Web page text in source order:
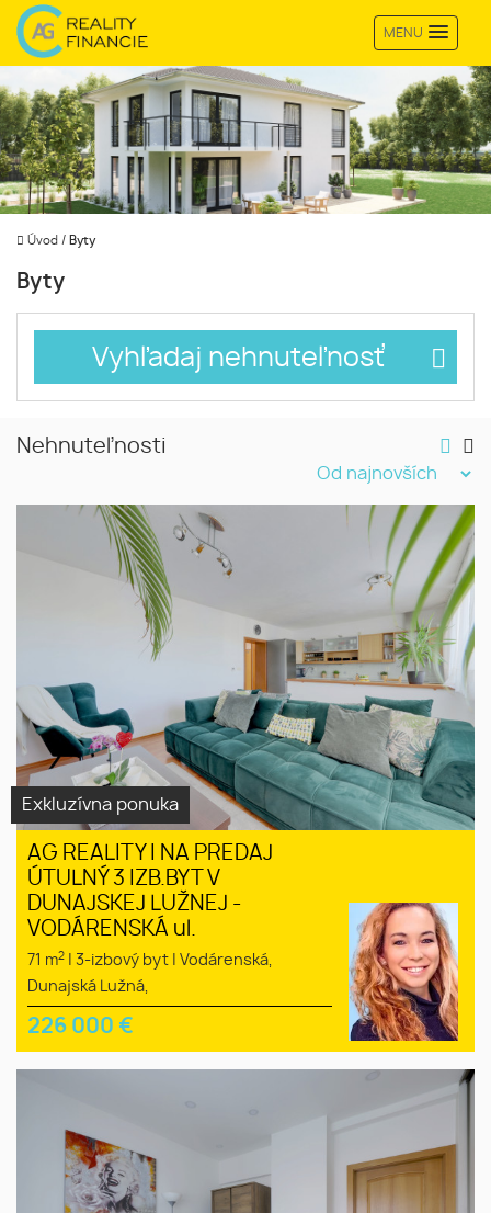
MENU
Úvod / Byty
Byty
Vyhľadaj nehnuteľnosť
Nehnuteľnosti
Exkluzívna ponuka
AG REALITY I NA PREDAJ
ÚTULNÝ 3 IZB.BYT V
DUNAJSKEJ LUŽNEJ -
VODÁRENSKÁ ul.
71 m2 3-izbový byt
Vodárenská,
Dunajská Lužná,
226 000 €